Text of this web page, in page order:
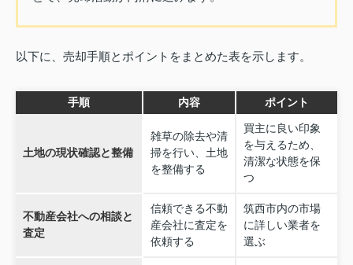
以下に、売却手順とポイントをまとめた表を示します。
手順 内容 ポイント
土地の現状確認と整備
雑草の除去や清
掃を行い、土地
を整備する
買主に良い印象
を与えるため、
清潔な状態を保
つ
不動産会社への相談と
査定
信頼できる不動
産会社に査定を
依頼する
筑西市内の市場
に詳しい業者を
選ぶ